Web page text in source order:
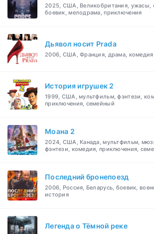
2025, США, Великобритания, ужасы,
боевик, мелодрама, приключения
Дьявол носит Prada
2006, США, Франция, драма, комедия
История игрушек 2
1999, США, мультфильм, фэнтези,
приключения, семейный
Моана 2
2024, США, Канада, мультфильм,
фэнтези, комедия, приключения,
Последний бронепоезд
2006, Россия, Беларусь, боевик,
история
Легенда о Тёмной реке